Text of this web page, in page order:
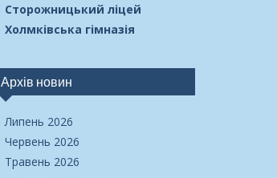
Сторожницький ліцей
Холмківська гімназія
Архів новин
Липень 2026
Червень 2026
Травень 2026